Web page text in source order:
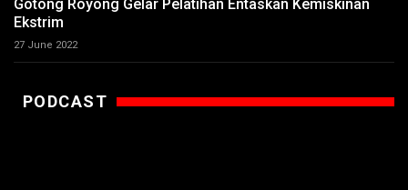
Gotong Royong Gelar Pelatihan Entaskan Kemiskinan
Ekstrim
27 June 2022
PODCAST